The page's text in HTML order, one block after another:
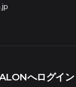
へログイン